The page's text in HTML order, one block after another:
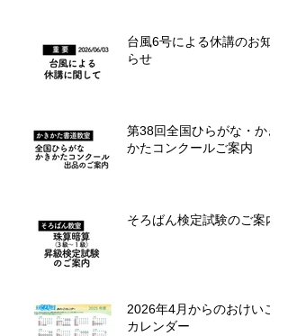
台風6号による休講のお知
らせ
第38回全国ひらがな・かき
かたコンクールご案内
そろばん検定試験のご案内
2026年4月からのおけいこ
カレンダー